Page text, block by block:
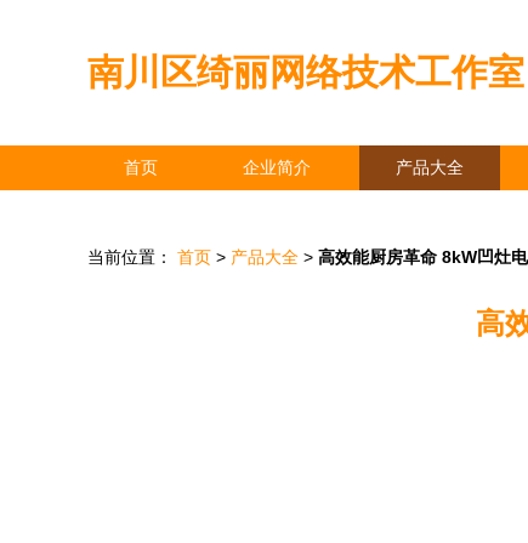
南川区绮丽网络技术工作室
首页 企业简介 产品大全
当前位置： 首页 > 产品大全 > 高效能厨房革命 8kW凹灶
高